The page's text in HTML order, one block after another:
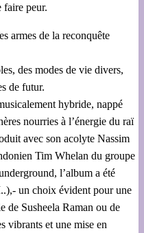
faire peur.
armes de la reconquête
des modes de vie divers,
de futur.
hybride, nappé
nourries à l’énergie du raï
avec son acolyte Nassim
Tim Whelan du groupe
l’album a été
un choix évident pour une
de Susheela Raman ou de
vibrants et une mise en